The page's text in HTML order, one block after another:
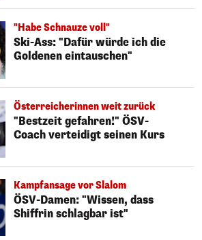
"Habe Schnauze voll"
Ski-Ass: "Dafür würde ich die
Goldenen eintauschen"
Österreicherinnen weit zurück
"Bestzeit gefahren!" ÖSV-
Coach verteidigt seinen Kurs
Kampfansage vor Slalom
ÖSV-Damen: "Wissen, dass
Shiffrin schlagbar ist"